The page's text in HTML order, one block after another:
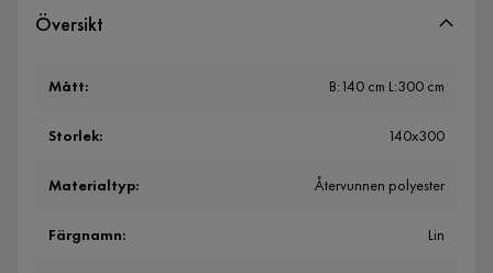
Översikt
Mått: B:140 cm L:300 cm
Storlek: 140x300
Materialtyp: Återvunnen polyester
Färgnamn: Lin